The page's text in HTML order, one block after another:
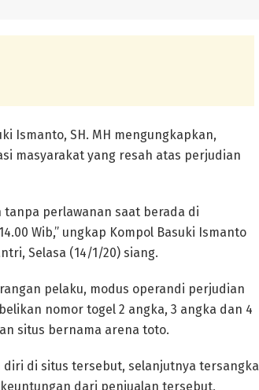
Ismanto, SH. MH mengungkapkan,
masyarakat yang resah atas perjudian
perlawanan saat berada di
Wib,” ungkap Kompol Basuki Ismanto
Selasa (14/1/20) siang.
pelaku, modus operandi perjudian
nomor togel 2 angka, 3 angka dan 4
situs bernama arena toto.
di situs tersebut, selanjutnya tersangka
dari penjualan tersebut,